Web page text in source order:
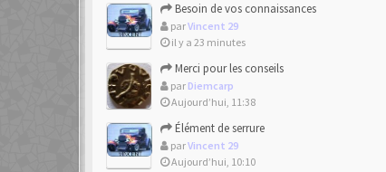
Besoin de vos connaissances
parVincent 29
il y a 23 minutes
Merci pour les conseils
par Diemcarp
Aujourd’hui, 11:38
Élément de serrure
parVincent 29
Aujourd’hui, 10:10